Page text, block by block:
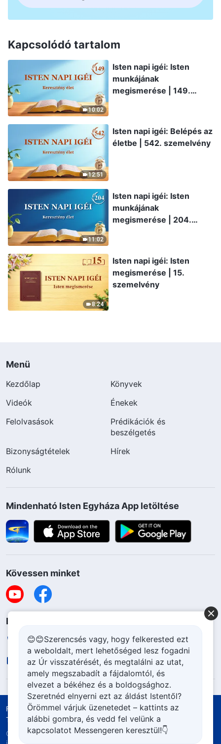
Kapcsolódó tartalom
10:02
Isten napi igéi: Isten
munkájának
megismerése | 149.
12:51
Isten napi igéi: Belépés az
életbe | 542. szemelvény
11:02
Isten napi igéi: Isten
munkájának
megismerése | 204.
8:24
Isten napi igéi: Isten
megismerése | 15.
szemelvény
Menü
Kezdőlap
Könyvek
Videók
Énekek
Felolvasások
Prédikációk és
beszélgetés
Bizonyságtételek
Hírek
Rólunk
Mindenható Isten Egyháza App letöltése
Kövessen minket
Lépjen kapcsolatba velünk
+36-70-207-6063
contact.hu@godfootsteps.org
Felhasználási feltételek
Adatvédelmi szabályzat
Tulajdonjog elismerése
Cookie szabályzat
Copyright © 2026Mindenható Isten Egyháza.Minden
😊😊Szerencsés vagy, hogy felkerested ezt
a weboldalt, mert lehetőséged lesz fogadni
az Úr visszatérését, és megtalálni az utat,
amely megszabadít a fájdalomtól, és
elvezet a békéhez és a boldogsághoz.
Szeretnéd elnyerni ezt az áldást Istentől?
Örömmel várjuk üzenetedet – kattints az
alábbi gombra, és vedd fel velünk a
kapcsolatot Messengeren keresztül!👇